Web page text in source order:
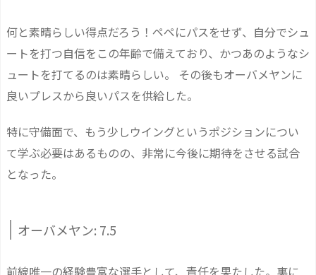
何と素晴らしい得点だろう！ペペにパスをせず、自分でシュ
ートを打つ自信をこの年齢で備えており、かつあのようなシ
ュートを打てるのは素晴らしい。 その後もオーバメヤンに
良いプレスから良いパスを供給した。
特に守備面で、もう少しウイングというポジションについ
て学ぶ必要はあるものの、非常に今後に期待をさせる試合
となった。
オーバメヤン: 7.5